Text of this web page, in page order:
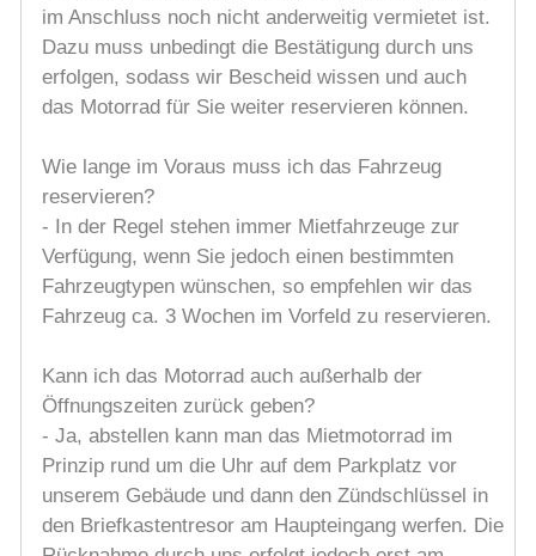
im Anschluss noch nicht anderweitig vermietet ist.
Dazu muss unbedingt die Bestätigung durch uns
erfolgen, sodass wir Bescheid wissen und auch
das Motorrad für Sie weiter reservieren können.
Wie lange im Voraus muss ich das Fahrzeug
reservieren?
- In der Regel stehen immer Mietfahrzeuge zur
Verfügung, wenn Sie jedoch einen bestimmten
Fahrzeugtypen wünschen, so empfehlen wir das
Fahrzeug ca. 3 Wochen im Vorfeld zu reservieren.
Kann ich das Motorrad auch außerhalb der
Öffnungszeiten zurück geben?
- Ja, abstellen kann man das Mietmotorrad im
Prinzip rund um die Uhr auf dem Parkplatz vor
unserem Gebäude und dann den Zündschlüssel in
den Briefkastentresor am Haupteingang werfen. Die